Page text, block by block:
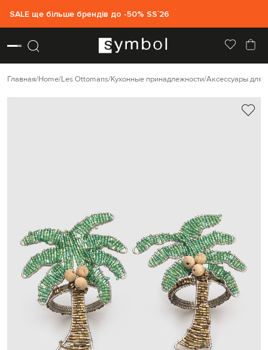
SALE ще більше брендів до -50% SS`26
Главная Home Les Ottomans Кухонные принадлежности Аксессуары для